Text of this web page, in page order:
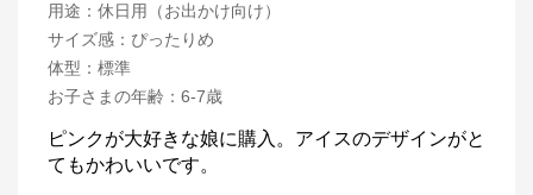
用途 ： 休日用（お出かけ向け）
サイズ感 ： ぴったりめ
体型 ： 標準
お子さまの年齢 ： 6-7歳
ピンクが大好きな娘に購入。アイスのデザインがと
てもかわいいです。